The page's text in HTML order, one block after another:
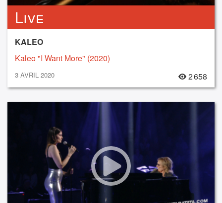
Live
KALEO
Kaleo "I Want More" (2020)
3 AVRIL 2020 2 658